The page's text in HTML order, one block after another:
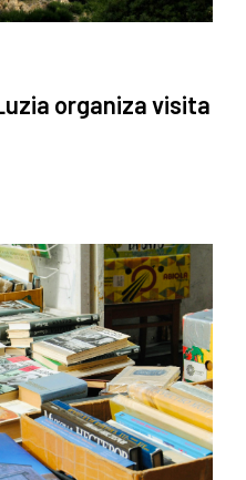
organiza visita